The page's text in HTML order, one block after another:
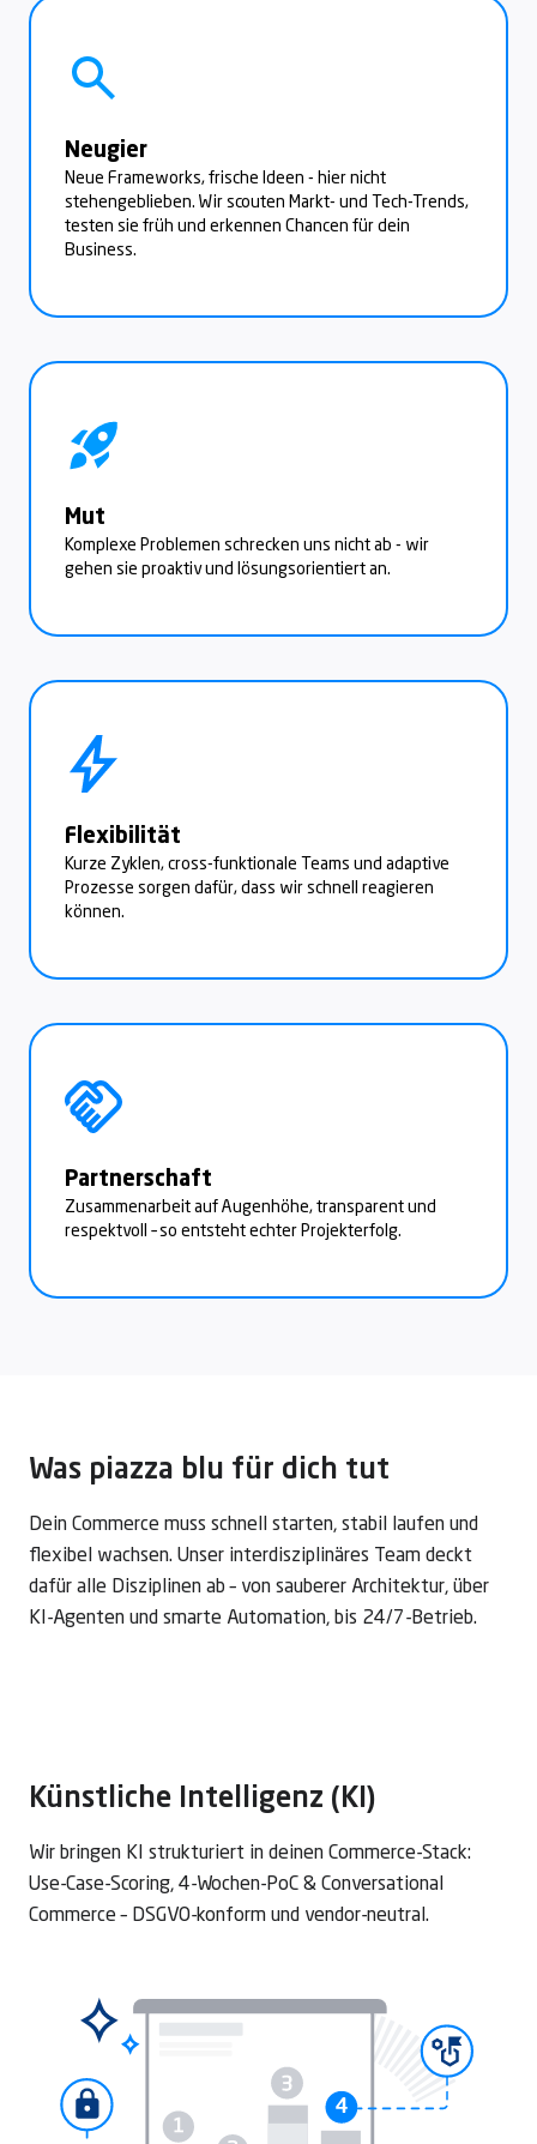
Neugier
Neue Frameworks, frische Ideen - hier nicht
stehengeblieben. Wir scouten Markt- und Tech-Trends,
testen sie früh und erkennen Chancen für dein
Business.
Mut
Komplexe Problemen schrecken uns nicht ab - wir
gehen sie proaktiv und lösungsorientiert an.
Flexibilität
Kurze Zyklen, cross-funktionale Teams und adaptive
Prozesse sorgen dafür, dass wir schnell reagieren
können.
Partnerschaft
Zusammenarbeit auf Augenhöhe, transparent und
respektvoll – so entsteht echter Projekterfolg.
Was piazza blu für dich tut
Dein Commerce muss schnell starten, stabil laufen und
flexibel wachsen. Unser interdisziplinäres Team deckt
dafür alle Disziplinen ab – von sauberer Architektur, über
KI-Agenten und smarte Automation, bis 24/7-Betrieb.
Künstliche Intelligenz (KI)
Wir bringen KI strukturiert in deinen Commerce-Stack:
Use-Case-Scoring, 4-Wochen-PoC & Conversational
Commerce – DSGVO-konform und vendor-neutral.